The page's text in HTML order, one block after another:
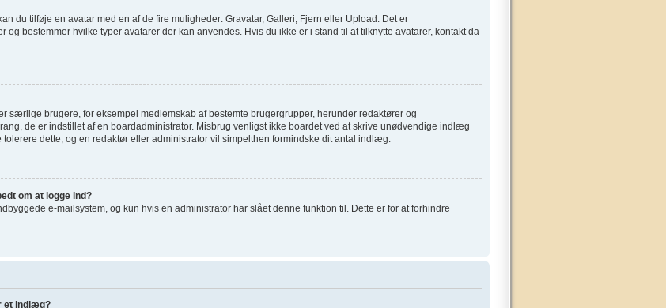
du tilføje en avatar med en af de fire muligheder: Gravatar, Galleri, Fjern eller Upload. Det er
og bestemmer hvilke typer avatarer der kan anvendes. Hvis du ikke er i stand til at tilknytte avatarer, kontakt da
særlige brugere, for eksempel medlemskab af bestemte brugergrupper, herunder redaktører og
de er indstillet af en boardadministrator. Misbrug venligst ikke boardet ved at skrive unødvendige indlæg
dette, og en redaktør eller administrator vil simpelthen formindske dit antal indlæg.
om at logge ind?
e-mailsystem, og kun hvis en administrator har slået denne funktion til. Dette er for at forhindre
et indlæg?